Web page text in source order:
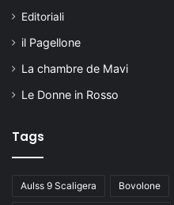
Editoriali
il Pagellone
La chambre de Mavi
Le Donne in Rosso
Tags
Aulss 9 Scaligera Bovolone